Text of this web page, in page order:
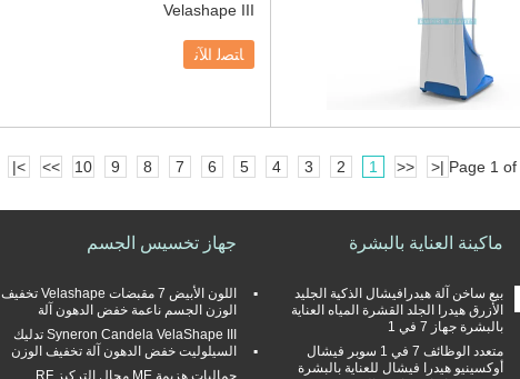
Velashape III
ﺎﺘﺼﻟ ﺍﻶﻧ
Page 1 of
|<
<<
1
2
3
4
5
6
7
8
9
10
>>
>|
جهاز تخسيس الجسم
اللون الأبيض 7 مقبضات Velashape تخفيف
الوزن الجسم ناعمة خفض الدهون آلة
Syneron Candela VelaShape III تدليك
السيلوليت خفض الدهون آلة تخفيف الوزن
جماليات هزيمة ME مجال التركيز RF
ماكينة العناية بالبشرة
بيع ساخن آلة هيدرافيشال الذكية الجليد
الأزرق هيدرا الجلد القشرة المياه العناية
بالبشرة جهاز 7 في 1
متعدد الوظائف 7 في 1 سوبر فيشال
أوكسينيو هيدرا فيشال للعناية بالبشرة